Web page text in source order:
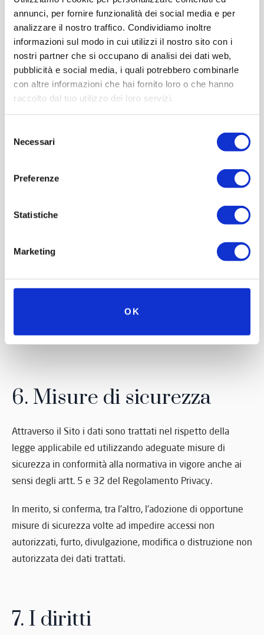
annunci, per fornire funzionalità dei social media e per
analizzare il nostro traffico. Condividiamo inoltre
informazioni sul modo in cui utilizzi il nostro sito con i
nostri partner che si occupano di analisi dei dati web,
pubblicità e social media, i quali potrebbero combinarle
con altre informazioni che hai fornito loro o che hanno
raccolto dal tuo utilizzo dei loro servizi.
delNecessari
Preferenze
Statistiche
Marketing
OK
trasmettere i dati
I dati potranno essere comunicati, all’interno dell’UE, nel
pieno rispetto di quanto previsto dal Regolamento
Privacy, ai seguenti soggetti:
(1) all’amministrazione finanziaria e/o altre autorità
pubbliche, ove ciò sia imposto dalla legge o su loro
richiesta;
(2) alle strutture, ai soggetti ed alle società esterne di cui
strumentali o conseguenti all’esecuzione dei Servizi del
Le informazioni raccolte automaticamente dal Sito
Parti ubicati anche Extra UE, qualora tale trattamento
comma 1, lett. b del Regolamento Privacy.
6. Misure di sicurezza
Attraverso il Sito i dati sono trattati nel rispetto della
legge applicabile ed utilizzando adeguate misure di
sicurezza in conformità alla normativa in vigore anche ai
sensi degli artt. 5 e 32 del Regolamento Privacy.
In merito, si conferma, tra l’altro, l’adozione di opportune
misure di sicurezza volte ad impedire accessi non
autorizzati, furto, divulgazione, modifica o distruzione non
autorizzata dei dati trattati.
7. I diritti